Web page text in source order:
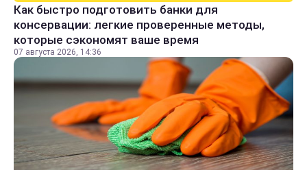
Как быстро подготовить банки для
консервации: легкие проверенные методы,
которые сэкономят ваше время
07 августа 2026, 14:36